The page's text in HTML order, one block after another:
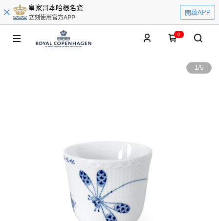
皇家哥本哈根名瓷
立刻使用官方APP
開啟APP
0
1/5